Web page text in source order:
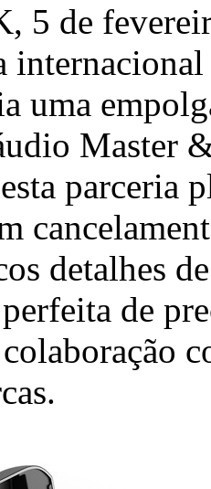
, 5 de
uma
Master
parceria
detalhes
de